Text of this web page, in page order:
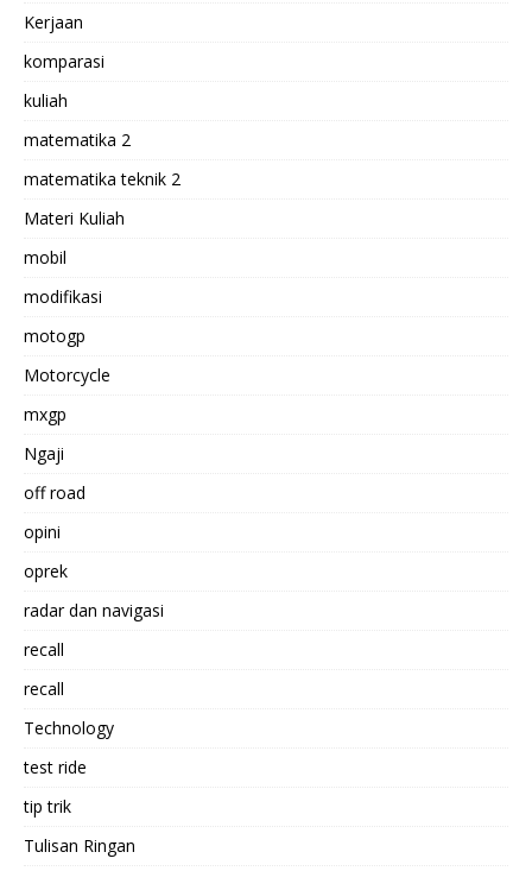
Kerjaan
komparasi
kuliah
matematika 2
matematika teknik 2
Materi Kuliah
mobil
modifikasi
motogp
Motorcycle
mxgp
Ngaji
off road
opini
oprek
radar dan navigasi
recall
recall
Technology
test ride
tip trik
Tulisan Ringan